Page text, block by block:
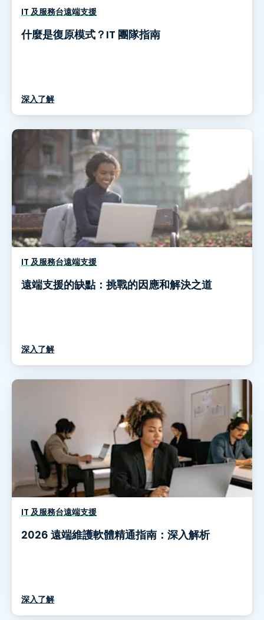
IT 及服務台遠端支援
什麼是復原模式？IT 團隊指南
深入了解
IT 及服務台遠端支援
遠端支援的缺點：挑戰的因應和解決之道
深入了解
IT 及服務台遠端支援
2026 遠端維護軟體精通指南：深入解析
深入了解